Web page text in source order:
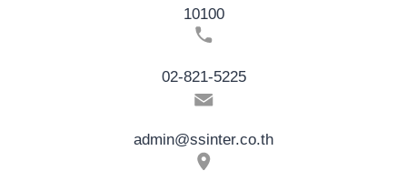
10100
02-821-5225
admin@ssinter.co.th